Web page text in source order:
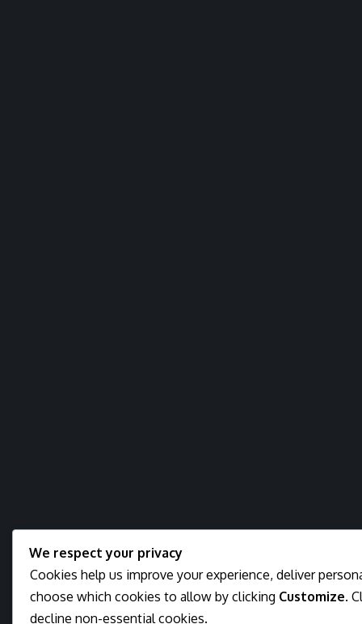
We respect your privacy
Cookies help us improve your experience, deliver
choose which cookies to allow by clicking Customize.
decline non-essential cookies.